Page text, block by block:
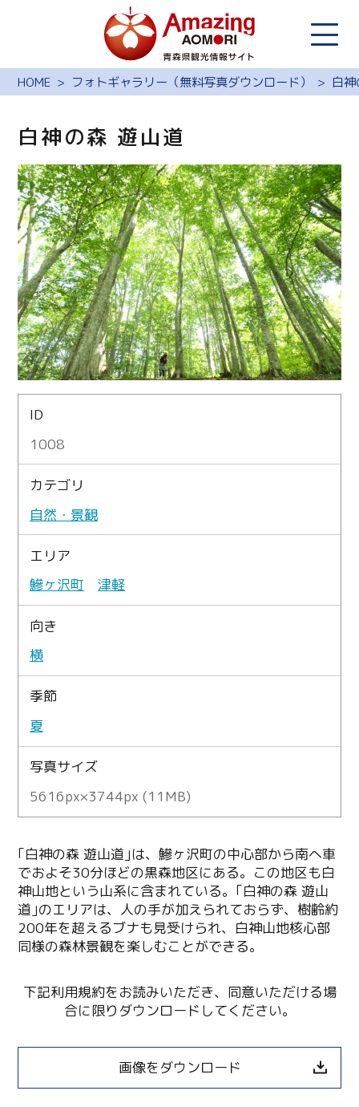
HOME フォトギャラリー（無料写真ダウンロード） 白
白神の森 遊山道
ID
1008
カテゴリ
自然・景観
エリア
鰺ヶ沢町
津軽
向き
横
季節
夏
写真サイズ
5616px×3744px (11MB)
｢白神の森 遊山道｣は、鰺ヶ沢町の中心部から南へ車
でおよそ30分ほどの黒森地区にある。この地区も白
神山地という山系に含まれている。｢白神の森 遊山
道｣のエリアは、人の手が加えられておらず、樹齢約
200年を超えるブナも見受けられ、白神山地核心部
同様の森林景観を楽しむことができる。
下記利用規約をお読みいただき、同意いただける場
合に限りダウンロードしてください。
画像をダウンロード